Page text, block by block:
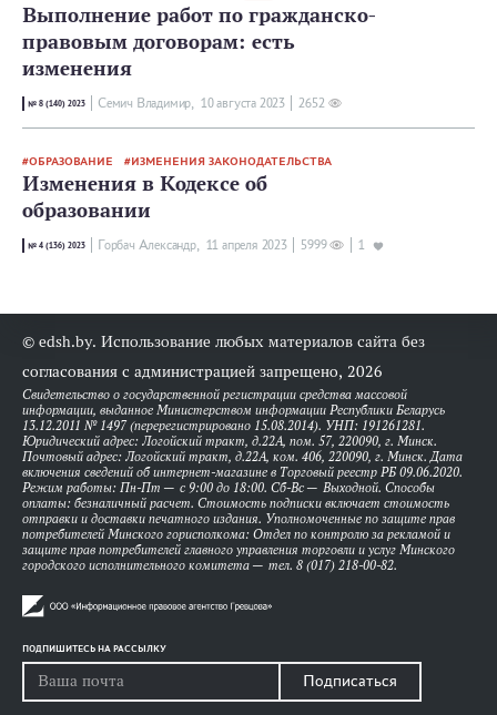
Выполнение работ по гражданско-
правовым договорам: есть
изменения
№ 8 (140) 2023 Семич Владимир, 10 августа 2023 2652
ОБРАЗОВАНИЕ ИЗМЕНЕНИЯ ЗАКОНОДАТЕЛЬСТВА
Изменения в Кодексе об
образовании
№ 4 (136) 2023 Горбач Александр, 11 апреля 2023 5999 1
© edsh.by. Использование любых материалов сайта без
согласования с администрацией запрещено, 2026
Свидетельство о государственной регистрации средства массовой
информации, выданное Министерством информации Республики Беларусь
13.12.2011 № 1497 (перерегистрировано 15.08.2014). УНП: 191261281.
Юридический адрес: Логойский тракт, д.22А, пом. 57, 220090, г. Минск.
Почтовый адрес: Логойский тракт, д.22А, ком. 406, 220090, г. Минск. Дата
включения сведений об интернет-магазине в Торговый реестр РБ 09.06.2020.
Режим работы: Пн-Пт — с 9:00 до 18:00. Сб-Вс — Выходной. Способы
оплаты: безналичный расчет. Стоимость подписки включает стоимость
отправки и доставки печатного издания. Уполномоченные по защите прав
потребителей Минского горисполкома: Отдел по контролю за рекламой и
защите прав потребителей главного управления торговли и услуг Минского
городского исполнительного комитета — тел. 8 (017) 218-00-82.
ПОДПИШИТЕСЬ НА РАССЫЛКУ
Подписаться